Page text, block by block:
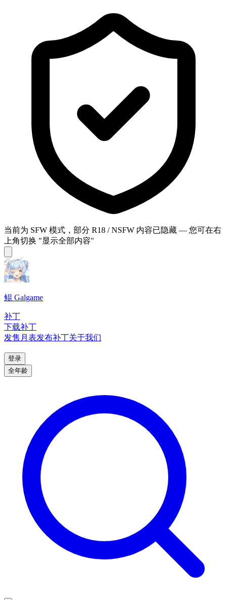
当前为 SFW 模式，部分 R18 / NSFW 内容已隐藏 — 您可在右
上角切换 "显示全部内容"
鲲 Galgame
补丁
下载补丁
发售月表发布补丁关于我们
登录
全年龄